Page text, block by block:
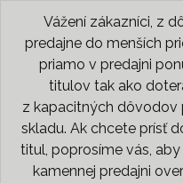
Vážení zákazníci, z
predajne do menších
priamo v predajni
titulov tak ako
z kapacitných dôvodov
skladu. Ak chcete prísť
titul, poprosíme vás,
kamennej predajni